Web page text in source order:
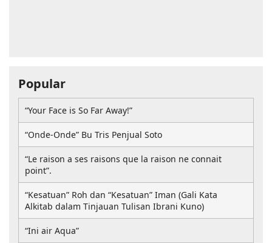
Popular
“Your Face is So Far Away!”
“Onde-Onde” Bu Tris Penjual Soto
“Le raison a ses raisons que la raison ne connait
point”.
“Kesatuan” Roh dan “Kesatuan” Iman (Gali Kata
Alkitab dalam Tinjauan Tulisan Ibrani Kuno)
“Ini air Aqua”